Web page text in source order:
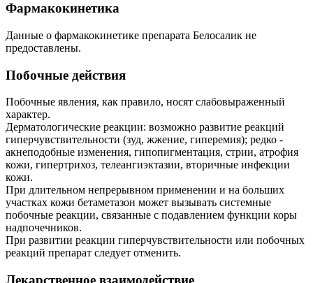
Фармакокинетика
Данные о фармакокинетике препарата Белосалик не
предоставлены.
Побочные действия
Побочные явления, как правило, носят слабовыраженный
характер.
Дерматологические реакции: возможно развитие реакций
гиперчувствительности (зуд, жжение, гиперемия); редко -
акнеподобные изменения, гипопигментация, стрии, атрофия
кожи, гипертрихоз, телеангиэктазии, вторичные инфекции
кожи.
При длительном непрерывном применении и на больших
участках кожи бетаметазон может вызывать системные
побочные реакции, связанные с подавлением функции коры
надпочечников.
При развитии реакции гиперчувствительности или побочных
реакций препарат следует отменить.
Лекарственное взаимодействие